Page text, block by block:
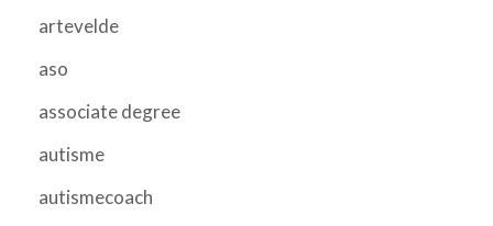
artevelde
aso
associate degree
autisme
autismecoach